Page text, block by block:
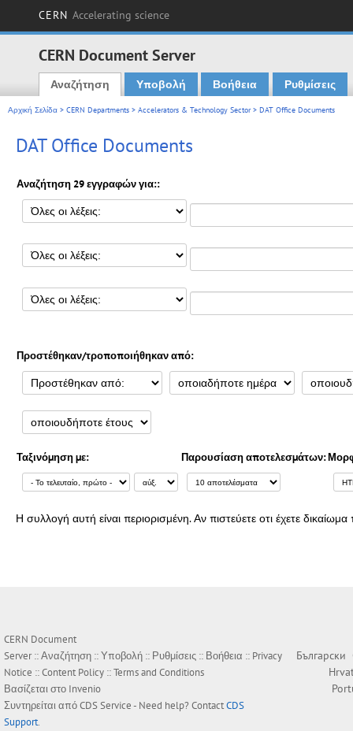
CERN Accelerating science
CERN Document Server
Main menu
Αναζήτηση Υποβολή Βοήθεια Ρυθμίσεις
Αρχική Σελίδα > CERN Departments > Accelerators & Technology Sector> DAT Office Documents
DAT Office Documents
Αναζήτηση 29 εγγραφών για::
Προστέθηκαν/τροποποιήθηκαν από:
Ταξινόμηση με: Παρουσίαση αποτελεσμάτων:
Η συλλογή αυτή είναι περιορισμένη. Αν πιστεύετε οτι έχετε
CERN Document
Server ::Αναζήτηση ::Υποβολή :: Ρυθμίσεις :: Βοήθεια :: Privacy
Notice ::Content Policy ::Terms and Conditions
Βασίζεται στο Invenio
Συντηρείται απόCDS Service- Need help? ContactCDS
Support.
Български